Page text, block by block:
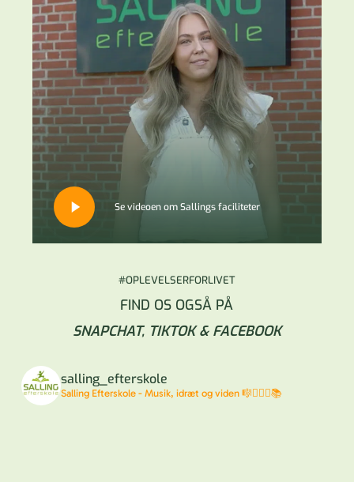
Play
Video
Se videoen om Sallings faciliteter
#OPLEVELSERFORLIVET
FIND OS OGSÅ PÅ
SNAPCHAT, TIKTOK& FACEBOOK
salling_efterskole
Salling Efterskole - Musik, idræt og viden 🎼🤸🏼‍♂️📚